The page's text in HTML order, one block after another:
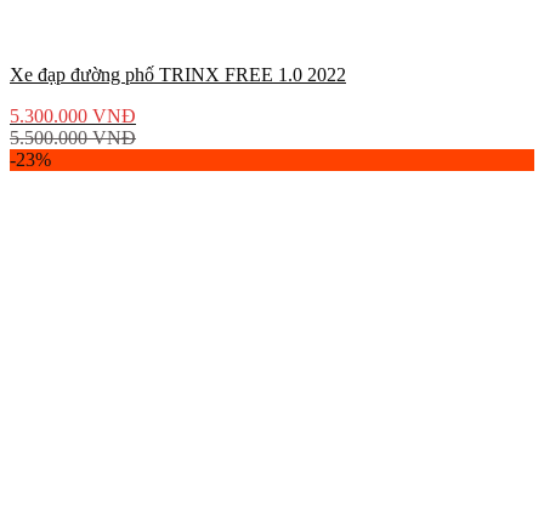
Xe đạp đường phố TRINX FREE 1.0 2022
5.300.000 VNĐ
5.500.000VNĐ
-23%